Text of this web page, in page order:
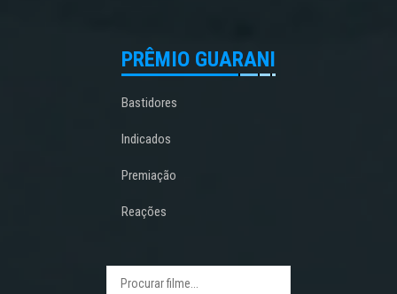
PRÊMIO GUARANI
Bastidores
Indicados
Premiação
Reações